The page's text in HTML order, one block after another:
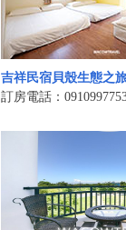
吉祥民宿貝殼生態之
訂房電話：